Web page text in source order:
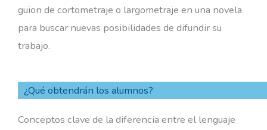
guion de cortometraje o largometraje en una novela
para buscar nuevas posibilidades de difundir su
trabajo.
¿Qué obtendrán los alumnos?
Conceptos clave de la diferencia entre el lenguaje